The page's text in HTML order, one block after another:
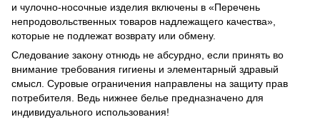
и чулочно-носочные изделия включены в «Перечень
непродовольственных товаров надлежащего качества»,
которые не подлежат возврату или обмену.
Следование закону отнюдь не абсурдно, если принять во
внимание требования гигиены и элементарный здравый
смысл. Суровые ограничения направлены на защиту прав
потребителя. Ведь нижнее белье предназначено для
индивидуального использования!